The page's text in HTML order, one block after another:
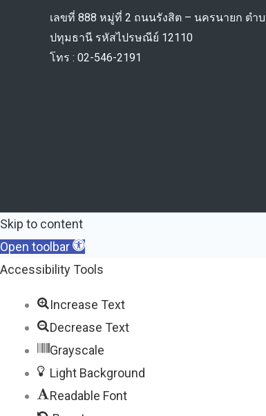
เลขที่ 888 หมู่ที่ 2 ถนนรังสิต – นครนายก ตำ
ปทุมธานี รหัสไปรษณีย์ 12110
โทร : 02-546-2191
Skip to content
Open toolbar
Accessibility Tools
Increase Text
Decrease Text
Grayscale
Light Background
Readable Font